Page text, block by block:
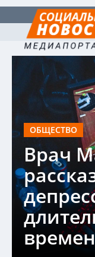
ОБЩЕСТВО
Врач